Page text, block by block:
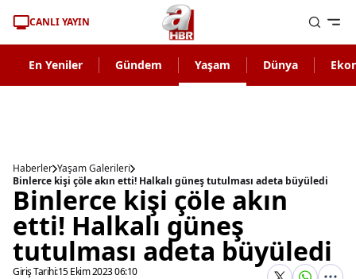
CANLI YAYIN
En Yeniler Gündem Yaşam Dünya
Haberler Yaşam Galerileri
Binlerce kişi çöle akın etti! Halkalı güneş tutulması adeta büyüledi
Binlerce kişi çöle akın
etti! Halkalı güneş
tutulması adeta büyüledi
Giriş Tarihi:15 Ekim 2023 06:10